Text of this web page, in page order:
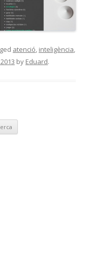
atenció, inteligència,
by Eduard.